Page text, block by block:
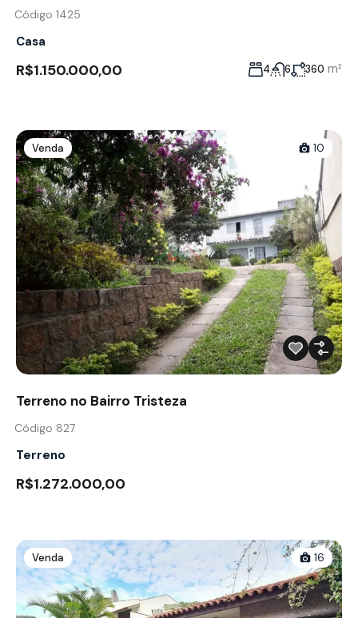
Código 1425
Casa
R$1.150.000,00 4 6 360 m²
Venda 10
Terreno no Bairro Tristeza
Código 827
Terreno
R$1.272.000,00
Venda 16